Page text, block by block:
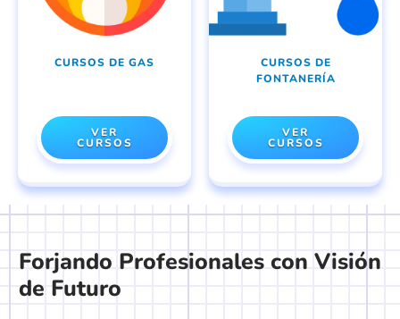
CURSOS DE GAS
VER
CURSOS
CURSOS DE
FONTANERÍA
VER
CURSOS
Forjando Profesionales con Visión
de Futuro